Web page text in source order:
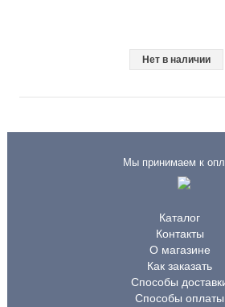
Нет в наличии
Мы принимаем к
Каталог
Контакты
О магазине
Как заказать
Способы
Способы оплаты